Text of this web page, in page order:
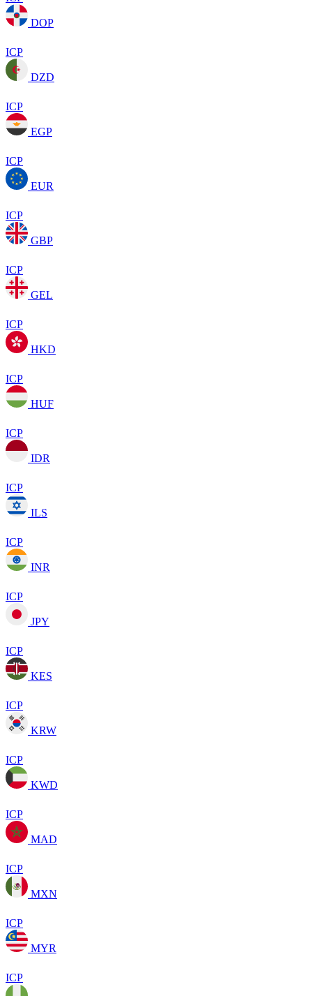
DOP
ICP
DZD
ICP
EGP
ICP
EUR
ICP
GBP
ICP
GEL
ICP
HKD
ICP
HUF
ICP
IDR
ICP
ILS
ICP
INR
ICP
JPY
ICP
KES
ICP
KRW
ICP
KWD
ICP
MAD
ICP
MXN
ICP
MYR
ICP